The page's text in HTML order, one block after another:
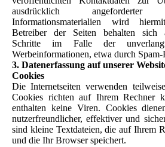
ausdrücklich
Informationsmaterialien wird
Betreiber der Seiten behalten sich
Schritte im Falle der
Werbeinformationen, etwa durch
3. Datenerfassung auf unserer
Cookies
Die Internetseiten verwenden
Cookies richten auf Ihrem Rechner
enthalten keine Viren. Cookies
nutzerfreundlicher, effektiver und
sind kleine Textdateien, die auf Ihrem
und die Ihr Browser speichert.